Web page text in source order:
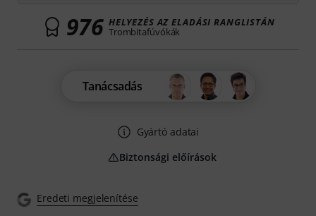
Eredeti megjelenítése
976 HELYEZÉS AZ ELADÁSI RANGLISTÁN
Trombitafúvókák
Tanácsadás
Gyártó adatai
Biztonsági előírások